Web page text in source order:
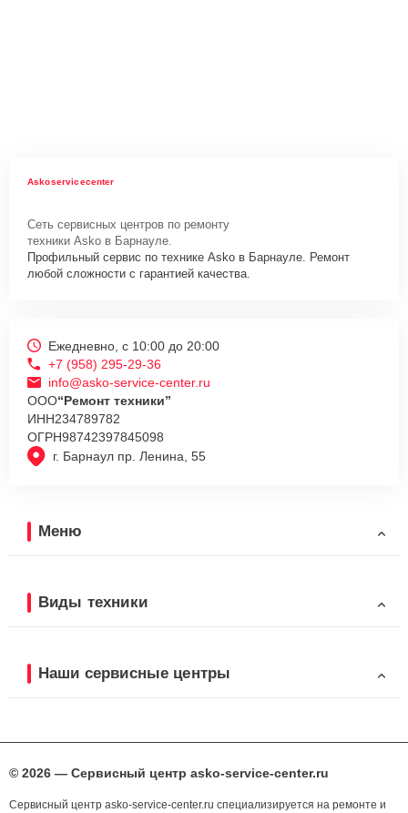
Askoservicecenter
Сеть сервисных центров по ремонту
техники Asko в Барнауле.
Профильный сервис по технике Asko в Барнауле. Ремонт
любой сложности с гарантией качества.
г. Барнаул пр. Ленина, 55
Ежедневно, с 10:00 до 20:00
+7 (958) 295-29-36
info@asko-service-center.ru
ООО“Ремонт техники”
ИНН234789782
ОГРН98742397845098
Меню
Виды техники
Наши сервисные центры
© 2026 — Сервисный центр asko-service-center.ru
Сервисный центр asko-service-center.ru специализируется на ремонте и